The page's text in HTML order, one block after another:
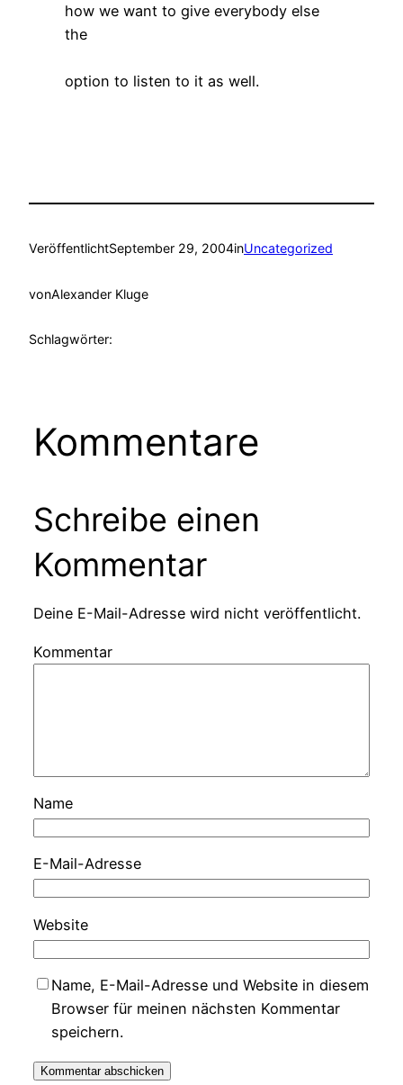
how we want to give everybody else
the
option to listen to it as well.
VeröffentlichtSeptember 29, 2004inUncategorized
vonAlexander Kluge
Schlagwörter:
Kommentare
Schreibe einen
Kommentar
Deine E-Mail-Adresse wird nicht veröffentlicht.
Kommentar
Name
E-Mail-Adresse
Website
Name, E-Mail-Adresse und Website in diesem
Browser für meinen nächsten Kommentar
speichern.